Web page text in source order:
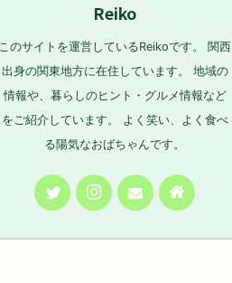
Reiko
このサイトを運営しているReikoです。 関西
出身の関東地方に在住しています。 地域の
情報や、暮らしのヒント・グルメ情報など
をご紹介しています。 よく笑い、よく食べ
る陽気なおばちゃんです。